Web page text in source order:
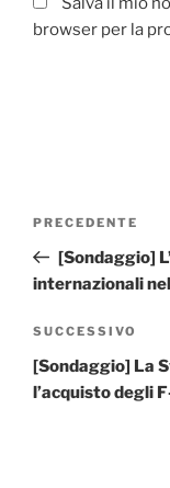
browser per la
e
r
n
t
i
v
Articolo
precedente:
PRECEDENTE
[Sondaggio]
internazionali
Articolo
successivo
SUCCESSIVO
[Sondaggio] La
l’acquisto degli